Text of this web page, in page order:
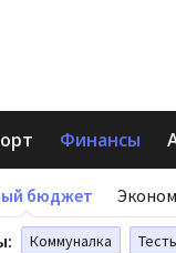
Финансы
бюджет
Коммуналка